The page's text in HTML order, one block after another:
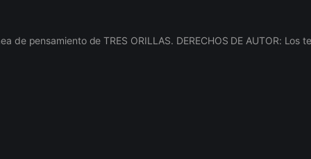
pensamiento de TRES ORILLAS. DERECHOS DE